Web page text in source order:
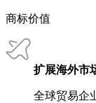
商标价值
扩展海外市
全球贸易企